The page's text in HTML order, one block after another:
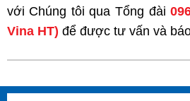
với Chúng tôi qua Tổng đài
Vina HT) để được tư vấn và